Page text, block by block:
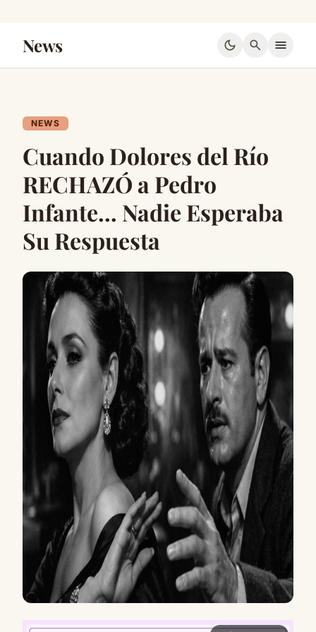
News dark_mode search menu
NEWS
Cuando Dolores del Río
RECHAZÓ a Pedro
Infante… Nadie Esperaba
Su Respuesta